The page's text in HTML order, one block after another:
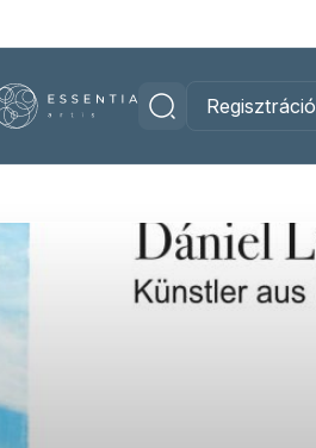
Regisztráció